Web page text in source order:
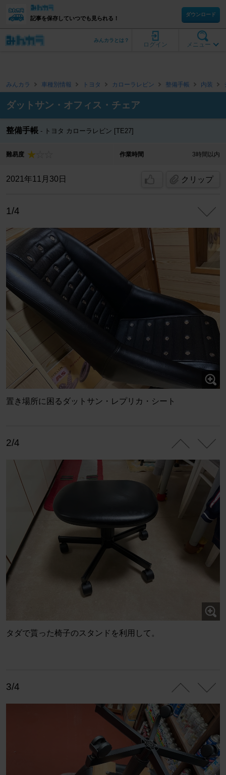
記事を保存していつでも見られる！
ダウンロード
メニュー
ログイン
みんカラとは？
みんカラ 車種別情報 トヨタ カローラレビン 整備手帳 内装
ダットサン・オフィス・チェア
整備手帳 トヨタ カローラレビン [TE27]
難易度 作業時間 3時間以内
2021年11月30日 クリップ
1/4
置き場所に困るダットサン・レプリカ・シート
2/4
タダで貰った椅子のスタンドを利用して。
3/4